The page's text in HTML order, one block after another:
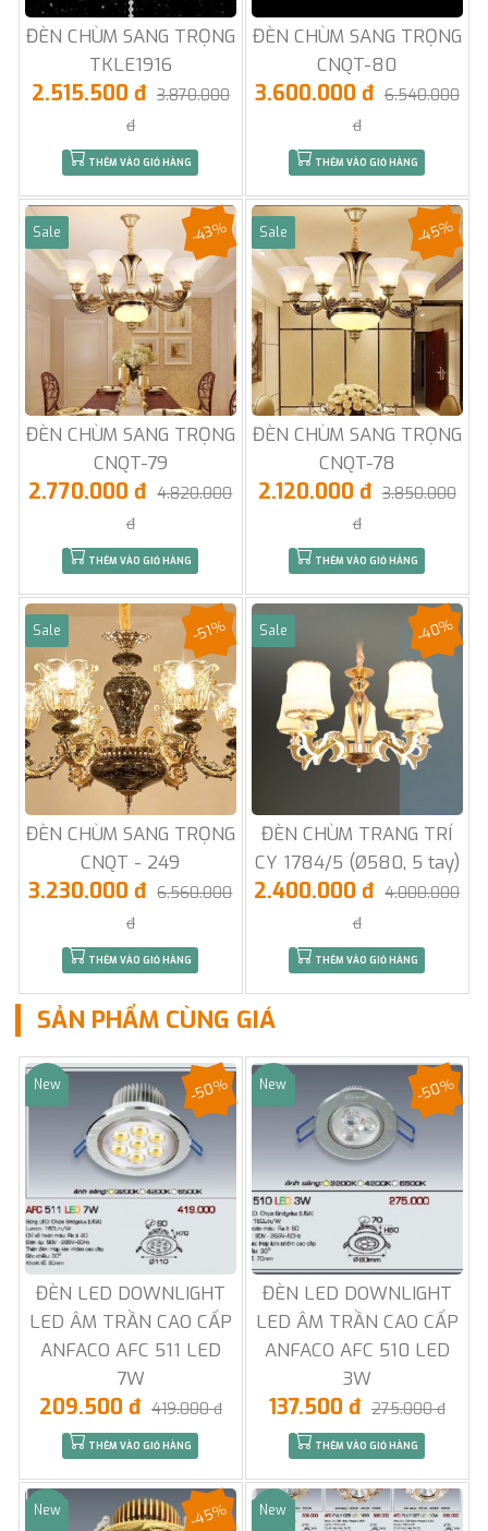
ĐÈN CHÙM SANG TRỌNG
TKLE1916
2.515.500 đ 3.870.000
đ
THÊM VÀO GIỎ HÀNG
ĐÈN CHÙM SANG TRỌNG
CNQT-80
3.600.000 đ 6.540.000
đ
THÊM VÀO GIỎ HÀNG
Sale
ĐÈN CHÙM SANG TRỌNG
CNQT-79
-43%
2.770.000 đ 4.820.000
đ
THÊM VÀO GIỎ HÀNG
Sale
ĐÈN CHÙM SANG TRỌNG
CNQT-78
-45%
2.120.000 đ 3.850.000
đ
THÊM VÀO GIỎ HÀNG
Sale
ĐÈN CHÙM SANG TRỌNG
CNQT - 249
-51%
3.230.000 đ 6.560.000
đ
THÊM VÀO GIỎ HÀNG
Sale
ĐÈN CHÙM TRANG TRÍ
CY 1784/5 (Ø580, 5 tay)
-40%
2.400.000 đ 4.000.000
đ
THÊM VÀO GIỎ HÀNG
SẢN PHẨM CÙNG GIÁ
Sale
New
ĐÈN LED DOWNLIGHT
LED ÂM TRẦN CAO CẤP
ANFACO AFC 511 LED
7W
-50%
209.500 đ 419.000 đ
THÊM VÀO GIỎ HÀNG
Sale
New
ĐÈN LED DOWNLIGHT
LED ÂM TRẦN CAO CẤP
ANFACO AFC 510 LED
3W
-50%
137.500 đ 275.000 đ
THÊM VÀO GIỎ HÀNG
Sale
New -45% Sale
New